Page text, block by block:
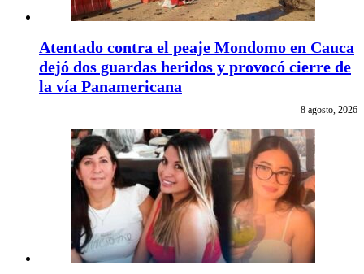
Atentado contra el peaje Mondomo en Cauca
dejó dos guardas heridos y provocó cierre de
la vía Panamericana
8 agosto, 2026